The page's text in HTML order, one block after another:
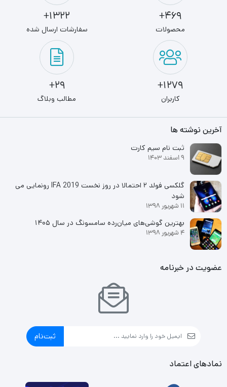
469+
محصولات
1322+
سفارشات ارسال شده
1279+
کاربران
29+
مطالب وبلاگ
آخرین نوشته ها
ثبت نام سیم کارت
9 اسفند 1403
گلکسی فولد ۲ احتمالا در روز نخست IFA 2019 رونمایی می
شود
11 شهریور 1398
بهترین گوشی‌های میان‌رده سامسونگ در سال ۱۴۰۵
4 شهریور 1398
عضویت در خبرنامه
ثبت‌نام
نمادهای اعتماد